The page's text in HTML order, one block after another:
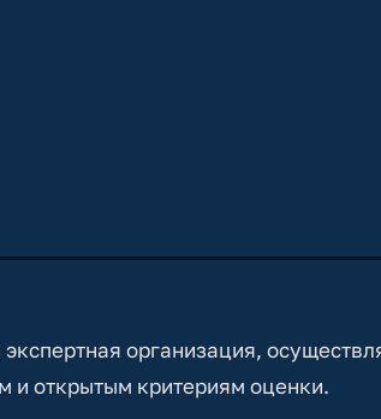
организация,
и открытым критериям оценки.